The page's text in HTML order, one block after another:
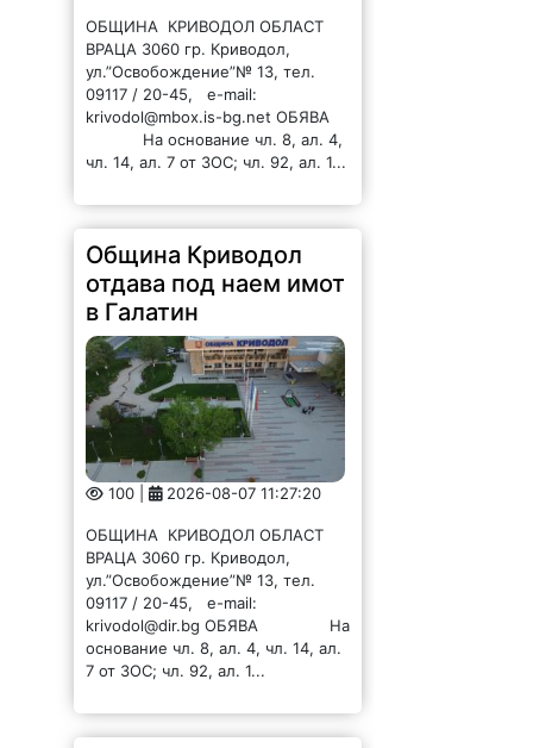
ОБЩИНА КРИВОДОЛ ОБЛАСТ
ВРАЦА 3060 гр. Криводол,
ул.”Освобождение”№ 13, тел.
09117 / 20-45, e-mail:
krivodol@mbox.is-bg.net ОБЯВА
На основание чл. 8, ал. 4,
чл. 14, ал. 7 от ЗОС; чл. 92, ал. 1...
Община Криводол
отдава под наем имот
в Галатин
100 | 2026-08-07 11:27:20
ОБЩИНА КРИВОДОЛ ОБЛАСТ
ВРАЦА 3060 гр. Криводол,
ул.”Освобождение”№ 13, тел.
09117 / 20-45, e-mail:
krivodol@dir.bg ОБЯВА На
основание чл. 8, ал. 4, чл. 14, ал.
7 от ЗОС; чл. 92, ал. 1...